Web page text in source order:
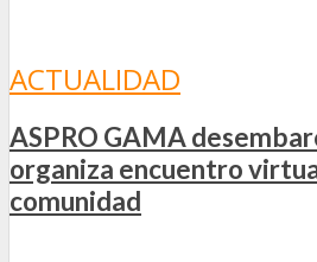
ACTUALIDAD
ASPRO GAMA
organiza encuentro
comunidad